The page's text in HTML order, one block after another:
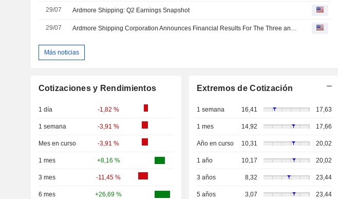
29/07 Ardmore Shipping: Q2 Earnings Snapshot
29/07 Ardmore Shipping Corporation Announces Financial Results For The Three and Six Months Ended June 30, 2026
Más noticias
Cotizaciones y Rendimientos
1 día -1,82 %
1 semana -3,91 %
Mes en curso -3,91 %
1 mes +8,16 %
3 mes -11,45 %
6 mes +26,69 %
Extremos de Cotización
1 semana 16,41 17,63
1 mes 14,92 17,66
Año en curso 10,31 20,02
1 año 10,17 20,02
3 años 8,32 23,44
5 años 3,07 23,44